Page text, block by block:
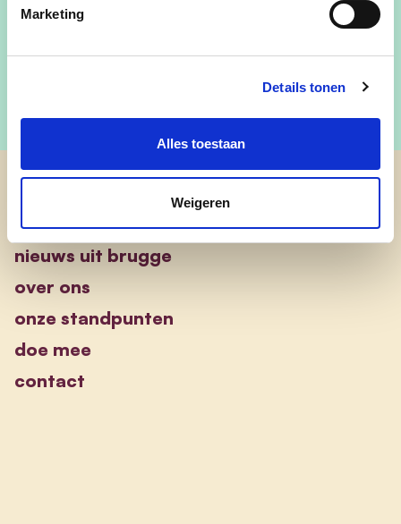
Marketing
Details tonen
Alles toestaan
Weigeren
nieuws uit brugge
over ons
onze standpunten
doe mee
contact